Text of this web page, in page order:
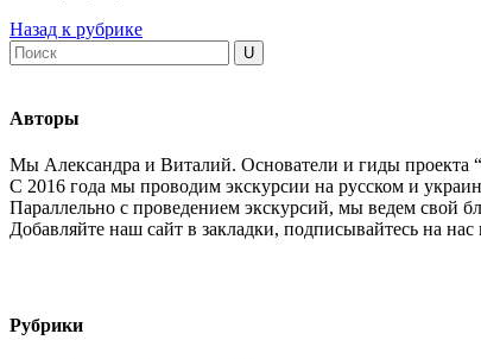
Назад к рубрике
Авторы
Мы Александра и Виталий. Основатели и гиды проекта
С 2016 года мы проводим экскурсии на русском и
Параллельно с проведением экскурсий, мы ведем свой
Добавляйте наш сайт в закладки, подписывайтесь на
Рубрики